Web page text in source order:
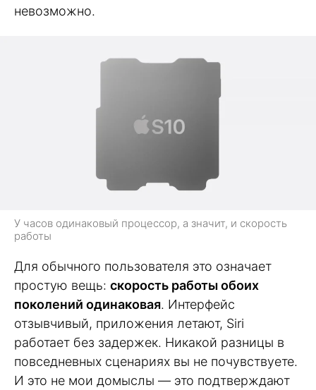
невозможно.
У часов одинаковый процессор, а значит, и скорость
работы
Для обычного пользователя это означает
простую вещь: скорость работы обоих
поколений одинаковая. Интерфейс
отзывчивый, приложения летают, Siri
работает без задержек. Никакой разницы в
повседневных сценариях вы не почувствуете.
И это не мои домыслы — это подтверждают